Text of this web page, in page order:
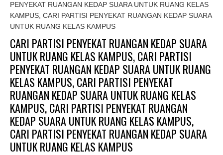
PENYEKAT RUANGAN KEDAP SUARA UNTUK RUANG KELAS
KAMPUS, CARI PARTISI PENYEKAT RUANGAN KEDAP SUARA
UNTUK RUANG KELAS KAMPUS
CARI PARTISI PENYEKAT RUANGAN KEDAP SUARA
UNTUK RUANG KELAS KAMPUS, CARI PARTISI
PENYEKAT RUANGAN KEDAP SUARA UNTUK RUANG
KELAS KAMPUS, CARI PARTISI PENYEKAT
RUANGAN KEDAP SUARA UNTUK RUANG KELAS
KAMPUS, CARI PARTISI PENYEKAT RUANGAN
KEDAP SUARA UNTUK RUANG KELAS KAMPUS,
CARI PARTISI PENYEKAT RUANGAN KEDAP SUARA
UNTUK RUANG KELAS KAMPUS